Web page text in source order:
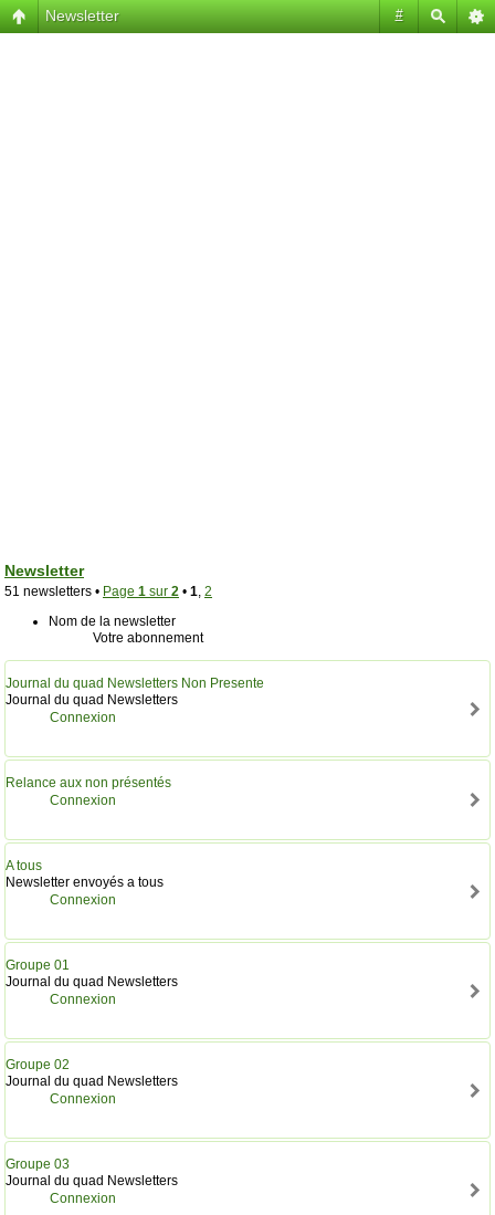
#
Newsletter
Newsletter
51 newsletters • Page 1 sur 2 • 1 2
Nom de la newsletter
Votre abonnement
Journal du quad Newsletters Non Presente
Journal du quad Newsletters
Connexion
Relance aux non présentés
Connexion
A tous
Newsletter envoyés a tous
Connexion
Groupe 01
Journal du quad Newsletters
Connexion
Groupe 02
Journal du quad Newsletters
Connexion
Groupe 03
Journal du quad Newsletters
Connexion